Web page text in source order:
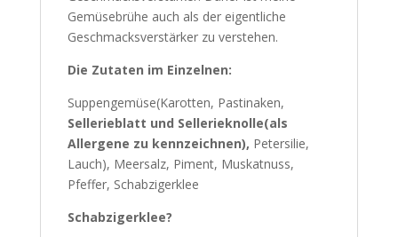
Gemüsebrühe auch als der eigentliche
Geschmacksverstärker zu verstehen.
Die Zutaten im Einzelnen:
Suppengemüse(Karotten, Pastinaken,
Sellerieblatt und Sellerieknolle(als
Allergene zu kennzeichnen), Petersilie,
Lauch), Meersalz, Piment, Muskatnuss,
Pfeffer, Schabzigerklee
Schabzigerklee?